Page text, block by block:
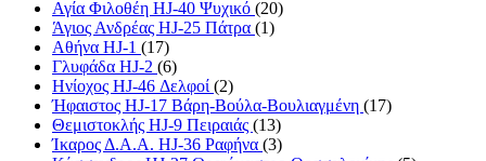
Αγία Φιλοθέη HJ-40 Ψυχικό (20)
Άγιος Ανδρέας HJ-25 Πάτρα (1)
Αθήνα HJ-1 (17)
Γλυφάδα HJ-2 (6)
Ηνίοχος HJ-46 Δελφοί(2)
Ήφαιστος HJ-17 Βάρη-Βούλα-Βουλιαγμένη (17)
Θεμιστοκλής HJ-9 Πειραιάς (13)
Ίκαρος Δ.Α.Α. HJ-36 Ραφήνα (3)